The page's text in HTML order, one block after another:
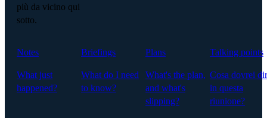
più da vicino qui
sotto.
Notes
What just
happened?
Briefings
What do I need
to know?
Plans
What's the plan,
and what's
slipping?
Talking points
Cosa dovrei
in questa
riunione?